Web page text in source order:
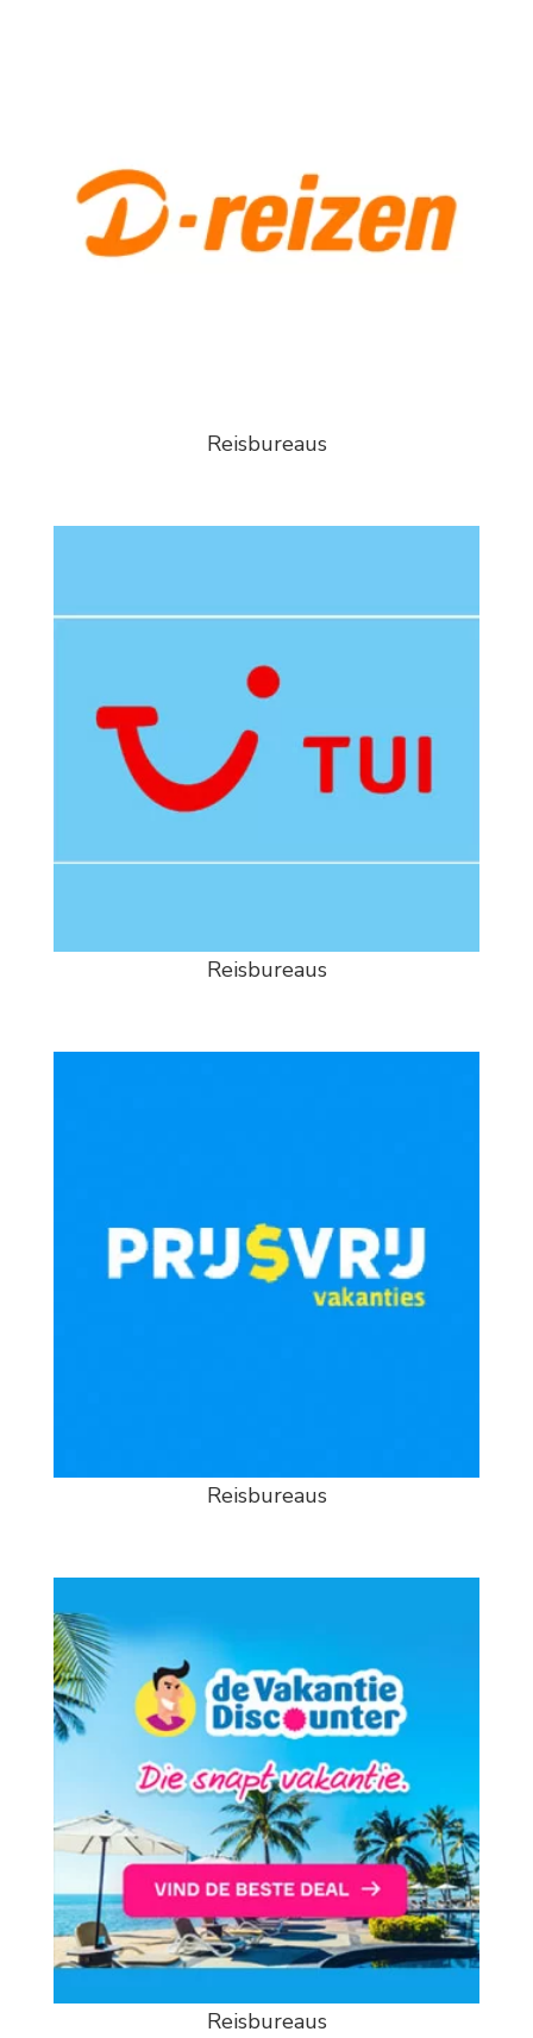
Reisbureaus
Reisbureaus
Reisbureaus
Reisbureaus